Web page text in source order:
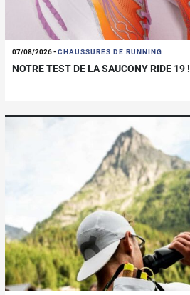
07/08/2026-CHAUSSURES DE RUNNING
NOTRE TEST DE LA SAUCONY RIDE 19 !